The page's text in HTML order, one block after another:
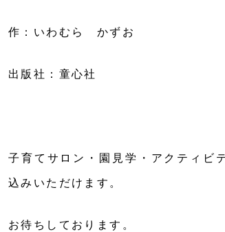
作：いわむら かずお
出版社：童心社
子育てサロン・園見学・アクティビ
込みいただけます。
お待ちしております。